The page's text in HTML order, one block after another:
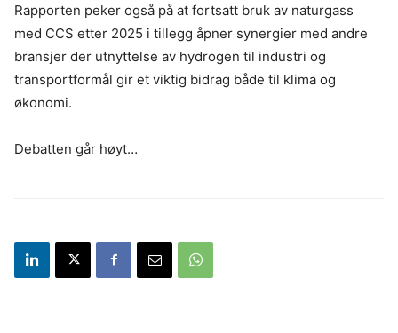
Rapporten peker også på at fortsatt bruk av naturgass
med CCS etter 2025 i tillegg åpner synergier med andre
bransjer der utnyttelse av hydrogen til industri og
transportformål gir et viktig bidrag både til klima og
økonomi.
Debatten går høyt…